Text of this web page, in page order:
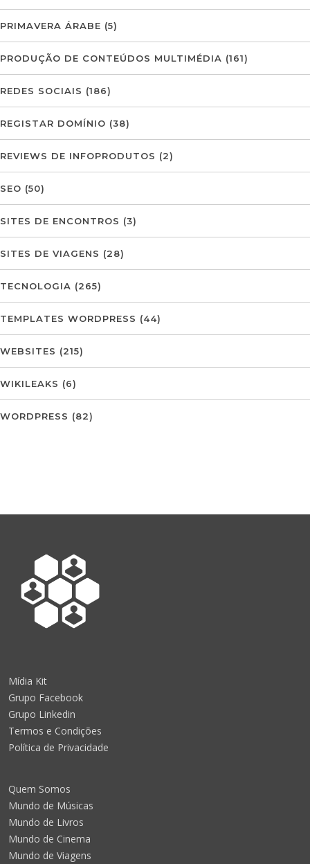
PRIMAVERA ÁRABE (5)
PRODUÇÃO DE CONTEÚDOS MULTIMÉDIA (161)
REDES SOCIAIS (186)
REGISTAR DOMÍNIO (38)
REVIEWS DE INFOPRODUTOS (2)
SEO (50)
SITES DE ENCONTROS (3)
SITES DE VIAGENS (28)
TECNOLOGIA (265)
TEMPLATES WORDPRESS (44)
WEBSITES (215)
WIKILEAKS (6)
WORDPRESS (82)
Mídia Kit
Grupo Facebook
Grupo Linkedin
Termos e Condições
Política de Privacidade
Quem Somos
Mundo de Músicas
Mundo de Livros
Mundo de Cinema
Mundo de Viagens